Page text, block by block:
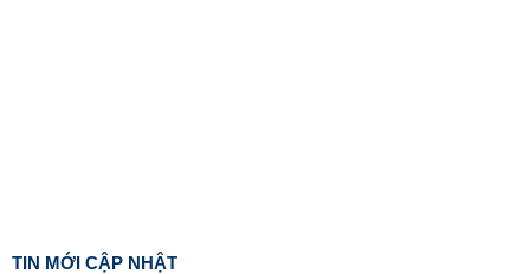
TIN MỚI CẬP NHẬT